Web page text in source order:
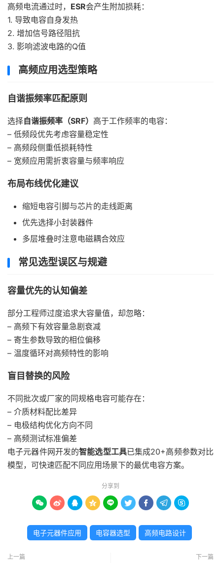
高频电流通过时， ESR会产生附加损耗：
1. 导致电容自身发热
2. 增加信号路径阻抗
3. 影响滤波电路的Q值
高频应用选型策略
自谐振频率匹配原则
选择自谐振频率（SRF） 高于工作频率的电容：
– 低频段优先考虑容量稳定性
– 高频段侧重低损耗特性
– 宽频应用需折衷容量与频率响应
布局布线优化建议
缩短电容引脚与芯片的走线距离
优先选择小封装器件
多层堆叠时注意电磁耦合效应
常见选型误区与规避
容量优先的认知偏差
部分工程师过度追求大容量值，却忽略：
– 高频下有效容量急剧衰减
– 寄生参数导致的相位偏移
– 温度循环对高频特性的影响
盲目替换的风险
不同批次或厂家的同规格电容可能存在：
– 介质材料配比差异
– 电极结构优化方向不同
– 高频测试标准偏差
电子元器件网开发的智能选型工具已集成20+高频参数对比
模型，可快速匹配不同应用场景下的最优电容方案。
分享到
        
电子元器件应用 电容器选型 高频电路设计
上一篇 下一篇